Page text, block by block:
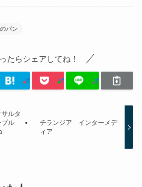
パン
たらシェアしてね！
ルタ
ブル
チランジア インターメデ
ィア